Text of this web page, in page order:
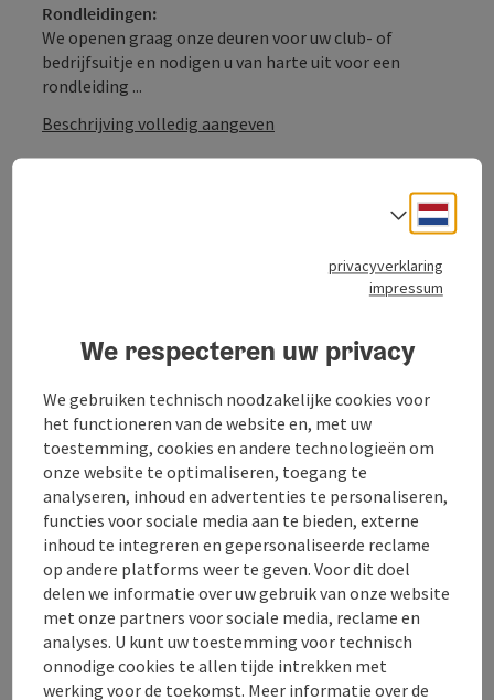
Rondleidingen:
We openen graag onze deuren voor uw club- of
bedrijfsuitje en nodigen u van harte uit voor een
rondleiding ...
Beschrijving volledig aangeven
Ligging
Inrichting
Geschiktheid
Toegankelijkheid
privacyverklaring
impressum
We respecteren uw privacy
We gebruiken technisch noodzakelijke cookies voor
het functioneren van de website en, met uw
toestemming, cookies en andere technologieën om
onze website te optimaliseren, toegang te
analyseren, inhoud en advertenties te personaliseren,
functies voor sociale media aan te bieden, externe
inhoud te integreren en gepersonaliseerde reclame
op andere platforms weer te geven. Voor dit doel
delen we informatie over uw gebruik van onze website
met onze partners voor sociale media, reclame en
analyses. U kunt uw toestemming voor technisch
onnodige cookies te allen tijde intrekken met
werking voor de toekomst. Meer informatie over de